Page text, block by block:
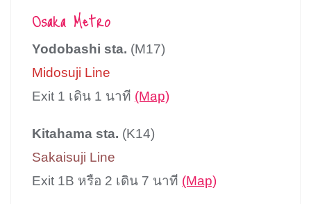
Osaka Metro
Yodobashi sta. (M17)
Midosuji Line
Exit 1 เดิน 1 นาที (Map)
Kitahama sta. (K14)
Sakaisuji Line
Exit 1B หรือ 2 เดิน 7 นาที (Map)